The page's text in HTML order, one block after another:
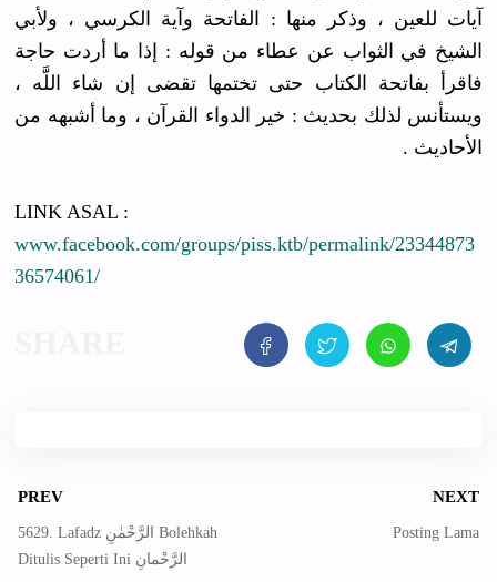
آيات للعين ، وذكر منها : الفاتحة وآية الكرسي ، ولأبي
الشيخ في الثواب عن عطاء من قوله : إذا ما أردت حاجة
فاقرأ بفاتحة الكتاب حتى تختمها تقضى إن شاء اللَّه ،
ويستأنس لذلك بحديث : خير الدواء القرآن ، وما أشبهه من
الأحاديث .
LINK ASAL :
www.facebook.com/groups/piss.ktb/permalink/23344873
36574061/
PREV
5629. Lafadz الرَّحْمٰنِ Bolehkah
Ditulis Seperti Ini الرَّحْمانِ
NEXT
Posting Lama